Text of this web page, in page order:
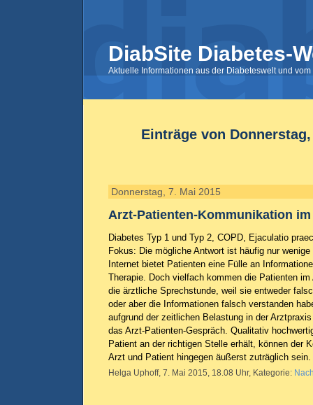
DiabSite Diabetes-
Aktuelle Informationen aus der Diabeteswelt und
Einträge von
Donnerstag, 7. Mai 2015
Arzt-Patienten-Kommunikation
Diabetes Typ 1 und Typ 2, COPD, Ejaculatio
Fokus: Die mögliche Antwort ist häufig nur
Internet bietet Patienten eine Fülle an
Therapie. Doch vielfach kommen die Patienten
die ärztliche Sprechstunde, weil sie entweder
oder aber die Informationen falsch verstanden
aufgrund der zeitlichen Belastung in der
das Arzt-Patienten-Gespräch. Qualitativ
Patient an der richtigen Stelle erhält, können der
Arzt und Patient hingegen äußerst zuträglich sein.
Helga Uphoff, 7. Mai 2015, 18.08 Uhr, Kategorie: